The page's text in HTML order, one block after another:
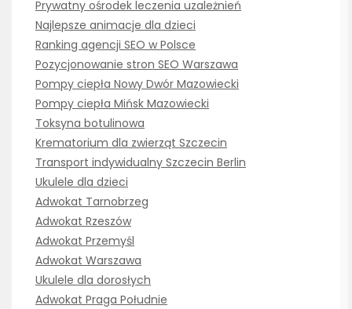
Prywatny ośrodek leczenia uzależnień
Najlepsze animacje dla dzieci
Ranking agencji SEO w Polsce
Pozycjonowanie stron SEO Warszawa
Pompy ciepła Nowy Dwór Mazowiecki
Pompy ciepła Mińsk Mazowiecki
Toksyna botulinowa
Krematorium dla zwierząt Szczecin
Transport indywidualny Szczecin Berlin
Ukulele dla dzieci
Adwokat Tarnobrzeg
Adwokat Rzeszów
Adwokat Przemyśl
Adwokat Warszawa
Ukulele dla dorosłych
Adwokat Praga Południe